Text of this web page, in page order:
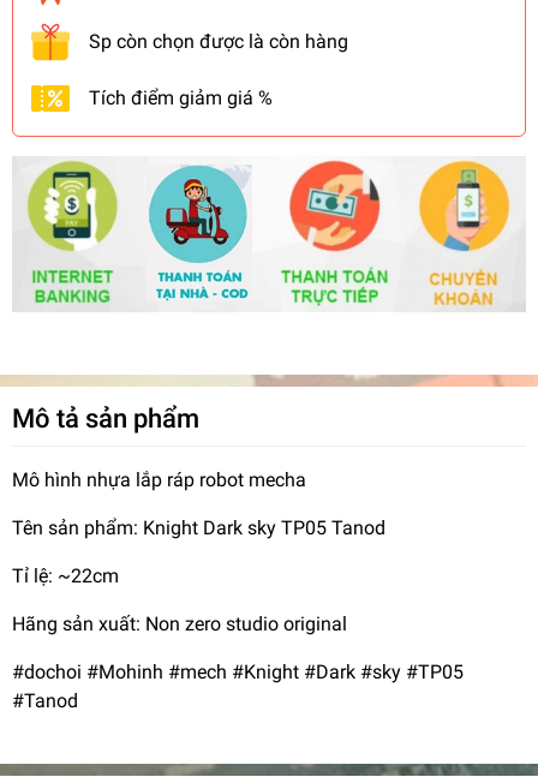
Sp còn chọn được là còn hàng
Tích điểm giảm giá %
Mô tả sản phẩm
Mô hình nhựa lắp ráp robot mecha
Tên sản phẩm: Knight Dark sky TP05 Tanod
Tỉ lệ: ~22cm
Hãng sản xuất: Non zero studio original
#dochoi #Mohinh #mech #Knight #Dark #sky #TP05
#Tanod